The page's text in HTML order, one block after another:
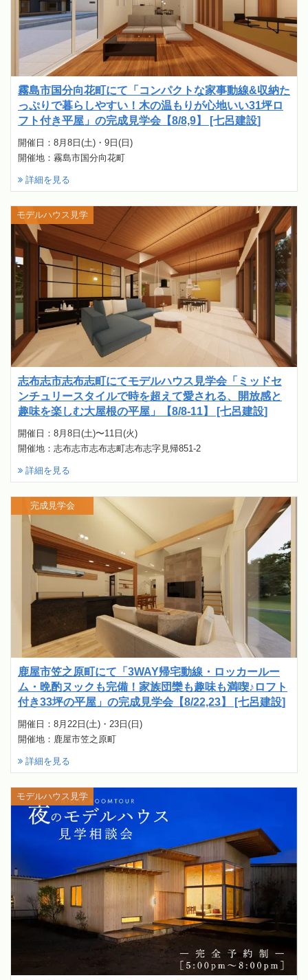
霧島市国分向花町にて「コンパクトな家事動線&収納た
っぷりで暮らしやすい！木の温もりが心地いい31坪ロ
フト付き平屋」の完成見学会【8/8,9】 [七呂建設]
開催日：8月8日(土)・9日(日)
開催地：霧島市国分向花町
詳細を見る
志布志市志布志町にてモデルハウス見学会「ミッドセ
ンチュリースタイルで時を超えて愛される、開放感と
趣味を楽しむ大屋根の平屋」【8/8-11】 [七呂建設]
開催日：8月8日(土)〜11日(火)
開催地：志布志市志布志町志布志字見帰851-2
詳細を見る
モデルハウス見学
鹿屋市笠之原町にて「3WAY帰宅動線・ロッカールー
ム・晩酌ヌックも完備！家族団欒も趣味も満喫♪ロフト
付き33坪の平屋」の完成見学会【8/22,23】 [七呂建設]
開催日：8月22日(土)・23日(日)
開催地：鹿屋市笠之原町
詳細を見る
完成見学会
モデルハウス見学